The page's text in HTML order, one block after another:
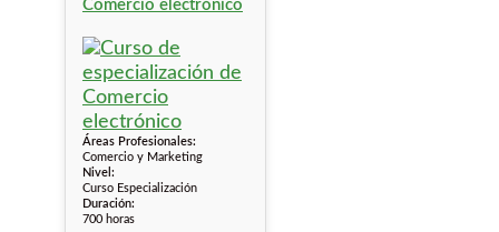
Comercio electrónico
Áreas Profesionales:
Comercio y Marketing
Nivel:
Curso Especialización
Duración:
700 horas